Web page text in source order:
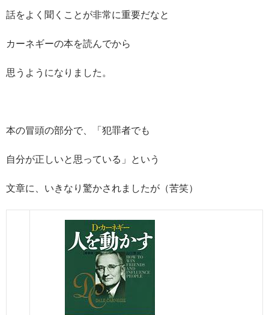
話をよく聞くことが非常に重要だなと
カーネギーの本を読んでから
思うようになりました。
本の冒頭の部分で、「犯罪者でも
自分が正しいと思っている」という
文章に、いきなり驚かされましたが（苦笑）